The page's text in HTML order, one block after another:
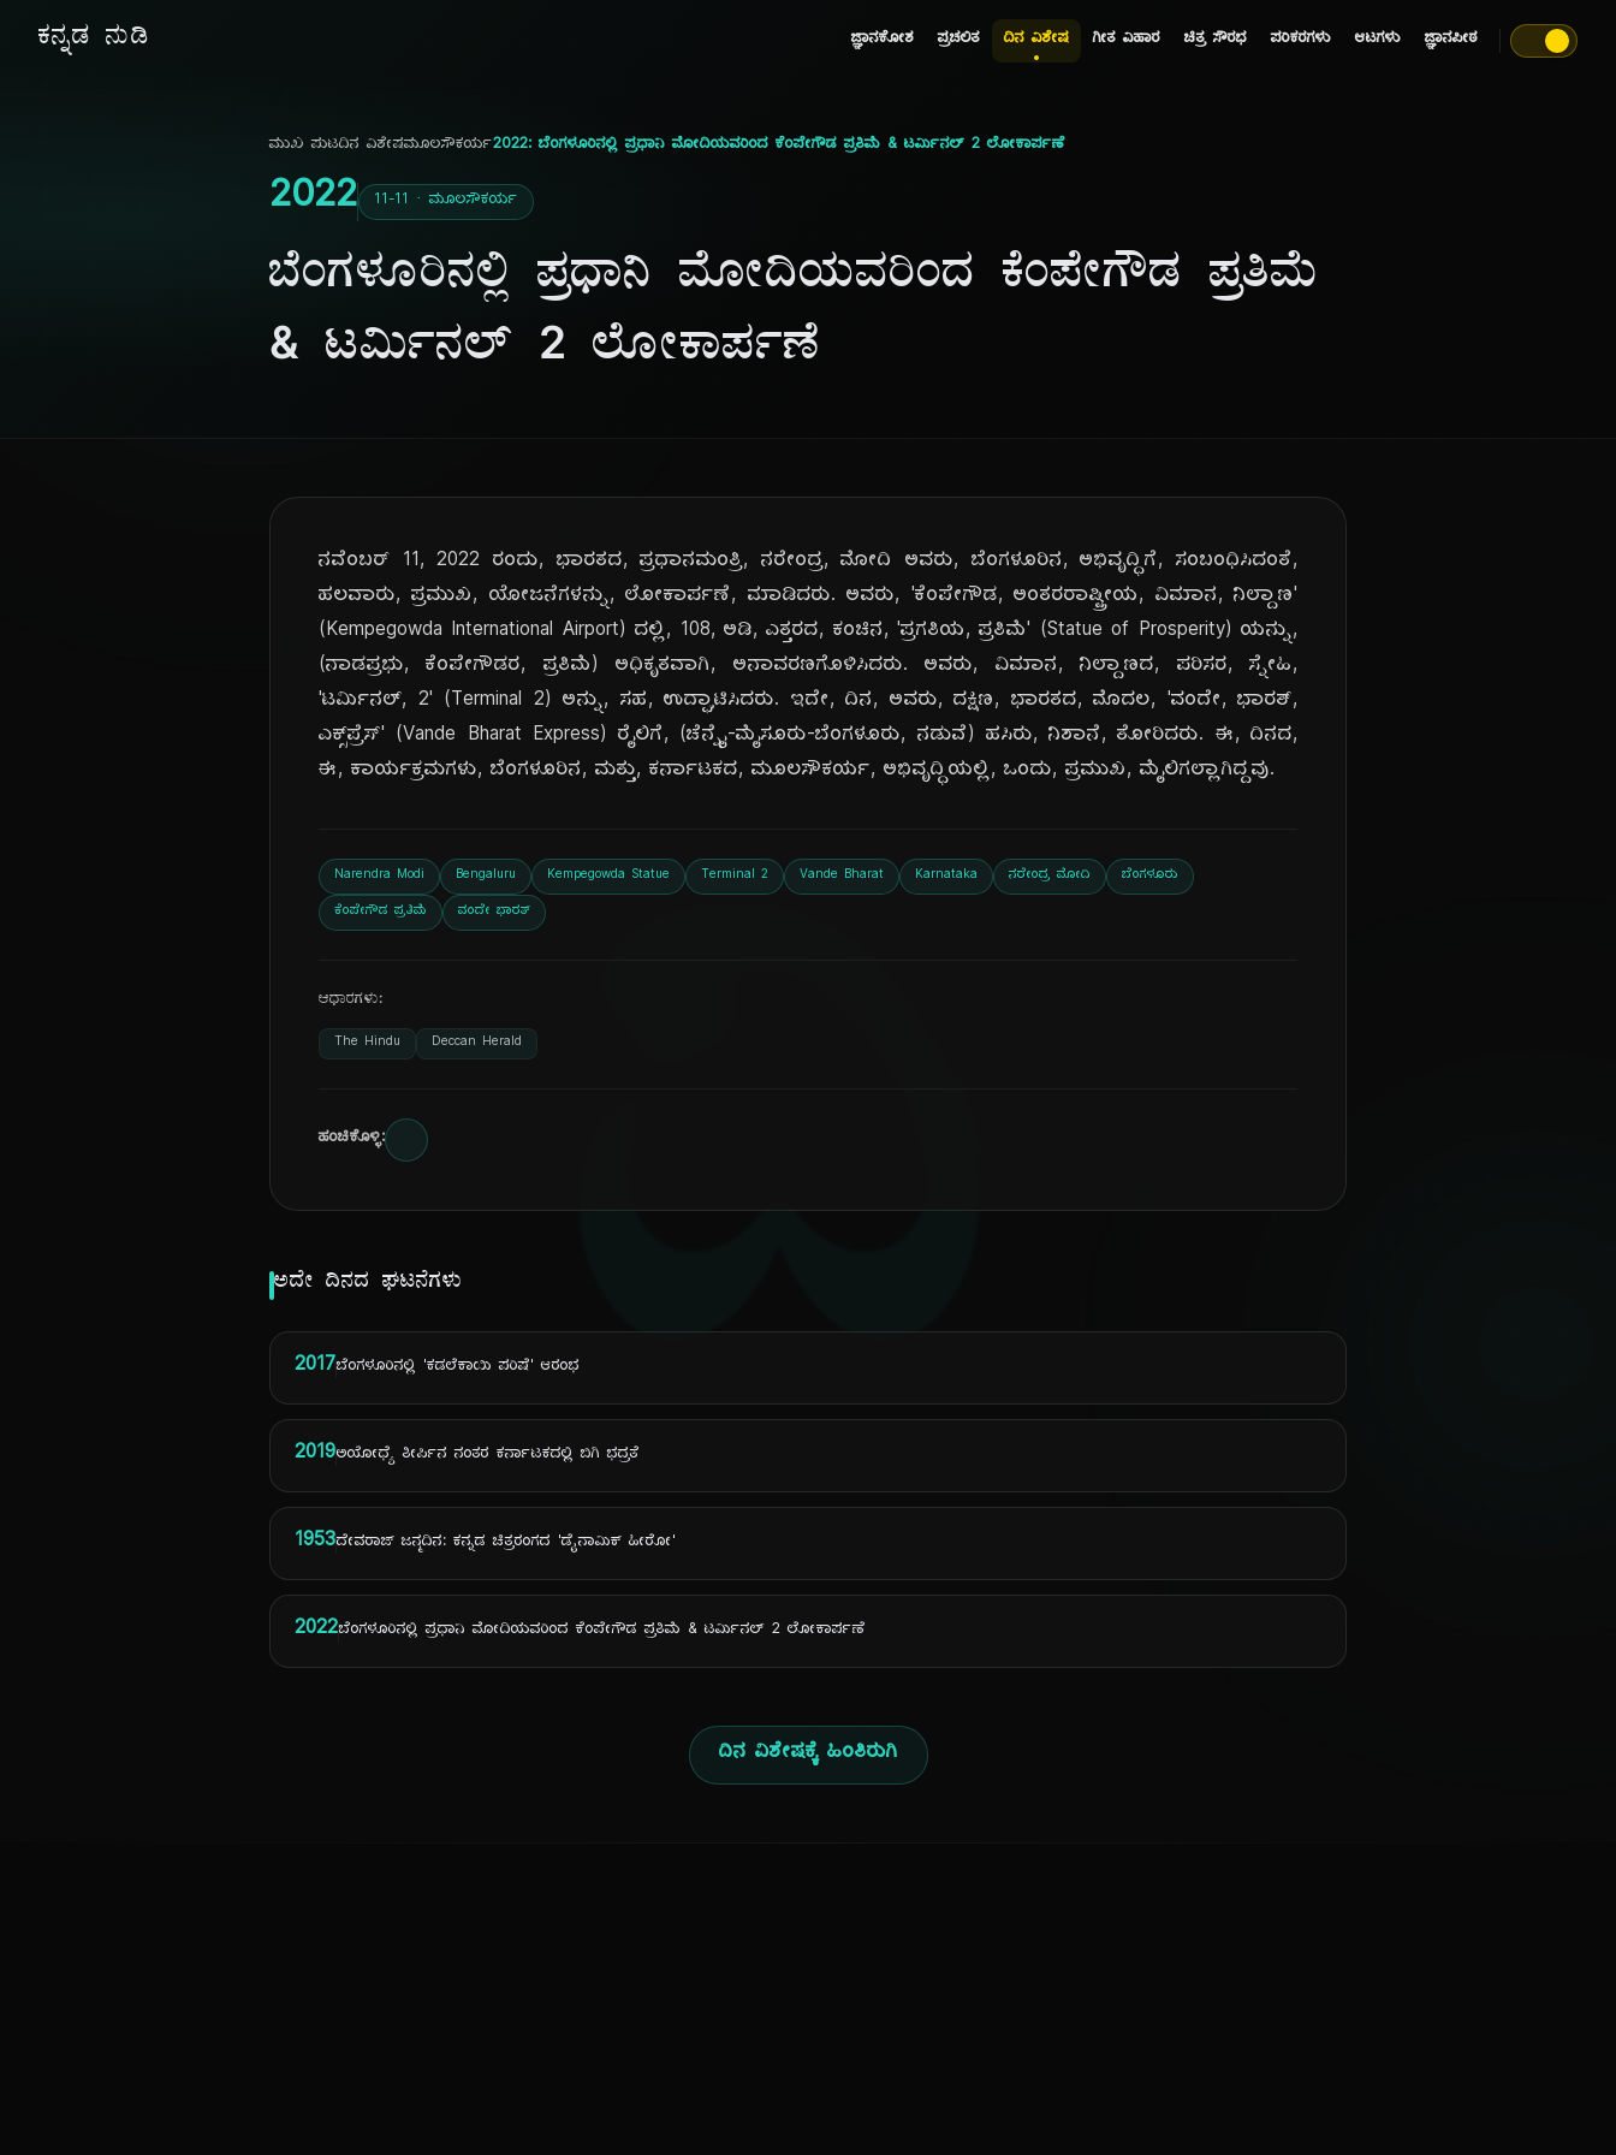
ಕನ್ನಡ ನುಡಿ ಜ್ಞಾನಕೋಶ ಪ್ರಚಲಿತ ದಿನ ವಿಶೇಷ ಗೀತ ವಿಹಾರ ಚಿತ್ರ ಸೌರಭ ಪರಿಕರಗಳು ಆಟಗಳು ಜ್ಞಾನಪೀಠ
ದಿ
ಮುಖ ಪುಟದಿನ ವಿಶೇಷಮೂಲಸೌಕರ್ಯ2022: ಬೆಂಗಳೂರಿನಲ್ಲಿ ಪ್ರಧಾನಿ ಮೋದಿಯವರಿಂದ ಕೆಂಪೇಗೌಡ ಪ್ರತಿಮೆ & ಟರ್ಮಿನಲ್ 2 ಲೋಕಾರ್ಪಣೆ
2022 11-11 · ಮೂಲಸೌಕರ್ಯ
ಬೆಂಗಳೂರಿನಲ್ಲಿ ಪ್ರಧಾನಿ ಮೋದಿಯವರಿಂದ ಕೆಂಪೇಗೌಡ ಪ್ರತಿಮೆ
& ಟರ್ಮಿನಲ್ 2 ಲೋಕಾರ್ಪಣೆ
ನವೆಂಬರ್ 11, 2022 ರಂದು, ಭಾರತದ, ಪ್ರಧಾನಮಂತ್ರಿ, ನರೇಂದ್ರ, ಮೋದಿ ಅವರು, ಬೆಂಗಳೂರಿನ, ಅಭಿವೃದ್ಧಿಗೆ, ಸಂಬಂಧಿಸಿದಂತೆ,
ಹಲವಾರು, ಪ್ರಮುಖ, ಯೋಜನೆಗಳನ್ನು, ಲೋಕಾರ್ಪಣೆ, ಮಾಡಿದರು. ಅವರು, 'ಕೆಂಪೇಗೌಡ, ಅಂತರರಾಷ್ಟ್ರೀಯ, ವಿಮಾನ, ನಿಲ್ದಾಣ'
(Kempegowda International Airport) ದಲ್ಲಿ, 108, ಅಡಿ, ಎತ್ತರದ, ಕಂಚಿನ, 'ಪ್ರಗತಿಯ, ಪ್ರತಿಮೆ' (Statue of Prosperity) ಯನ್ನು,
(ನಾಡಪ್ರಭು, ಕೆಂಪೇಗೌಡರ, ಪ್ರತಿಮೆ) ಅಧಿಕೃತವಾಗಿ, ಅನಾವರಣಗೊಳಿಸಿದರು. ಅವರು, ವಿಮಾನ, ನಿಲ್ದಾಣದ, ಪರಿಸರ, ಸ್ನೇಹಿ,
'ಟರ್ಮಿನಲ್, 2' (Terminal 2) ಅನ್ನು, ಸಹ, ಉದ್ಘಾಟಿಸಿದರು. ಇದೇ, ದಿನ, ಅವರು, ದಕ್ಷಿಣ, ಭಾರತದ, ಮೊದಲ, 'ವಂದೇ, ಭಾರತ್,
ಎಕ್ಸ್‌ಪ್ರೆಸ್' (Vande Bharat Express) ರೈಲಿಗೆ, (ಚೆನ್ನೈ-ಮೈಸೂರು-ಬೆಂಗಳೂರು, ನಡುವೆ) ಹಸಿರು, ನಿಶಾನೆ, ತೋರಿದರು. ಈ, ದಿನದ,
ಈ, ಕಾರ್ಯಕ್ರಮಗಳು, ಬೆಂಗಳೂರಿನ, ಮತ್ತು, ಕರ್ನಾಟಕದ, ಮೂಲಸೌಕರ್ಯ, ಅಭಿವೃದ್ಧಿಯಲ್ಲಿ, ಒಂದು, ಪ್ರಮುಖ, ಮೈಲಿಗಲ್ಲಾಗಿದ್ದವು.
Narendra Modi Bengaluru Kempegowda Statue Terminal 2 Vande Bharat Karnataka ನರೇಂದ್ರ ಮೋದಿ ಬೆಂಗಳೂರು
ಕೆಂಪೇಗೌಡ ಪ್ರತಿಮೆ ವಂದೇ ಭಾರತ್
ಆಧಾರಗಳು:
The Hindu Deccan Herald
ಹಂಚಿಕೊಳ್ಳಿ:
ಅದೇ ದಿನದ ಘಟನೆಗಳು
2017ಬೆಂಗಳೂರಿನಲ್ಲಿ 'ಕಡಲೆಕಾಯಿ ಪರಿಷೆ' ಆರಂಭ
2019ಅಯೋಧ್ಯೆ ತೀರ್ಪಿನ ನಂತರ ಕರ್ನಾಟಕದಲ್ಲಿ ಬಿಗಿ ಭದ್ರತೆ
1953ದೇವರಾಜ್ ಜನ್ಮದಿನ: ಕನ್ನಡ ಚಿತ್ರರಂಗದ 'ಡೈನಾಮಿಕ್ ಹೀರೋ'
2022ಬೆಂಗಳೂರಿನಲ್ಲಿ ಪ್ರಧಾನಿ ಮೋದಿಯವರಿಂದ ಕೆಂಪೇಗೌಡ ಪ್ರತಿಮೆ & ಟರ್ಮಿನಲ್ 2 ಲೋಕಾರ್ಪಣೆ
ದಿನ ವಿಶೇಷಕ್ಕೆ ಹಿಂತಿರುಗಿ